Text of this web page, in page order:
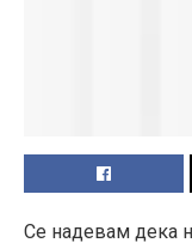
Се надевам дека